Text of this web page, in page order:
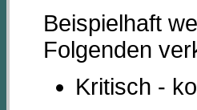
Beispielhaft
Folgenden
Kritisch -